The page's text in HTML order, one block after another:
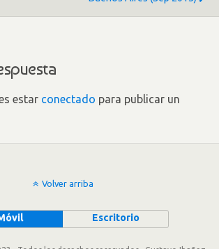
estar conectado para publicar un
Volver arriba
Escritorio